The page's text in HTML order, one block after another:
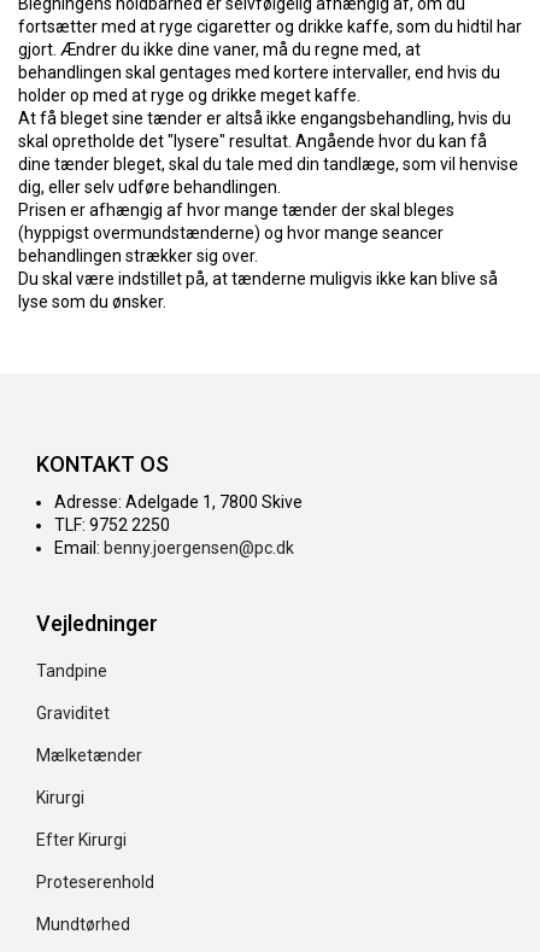
fortsætter med at ryge cigaretter og drikke kaffe, som du hidtil har
gjort. Ændrer du ikke dine vaner, må du regne med, at
behandlingen skal gentages med kortere intervaller, end hvis du
holder op med at ryge og drikke meget kaffe.
At få bleget sine tænder er altså ikke engangsbehandling, hvis du
skal opretholde det "lysere" resultat. Angående hvor du kan få
dine tænder bleget, skal du tale med din tandlæge, som vil henvise
dig, eller selv udføre behandlingen.
Prisen er afhængig af hvor mange tænder der skal bleges
(hyppigst overmundstænderne) og hvor mange seancer
behandlingen strækker sig over.
Du skal være indstillet på, at tænderne muligvis ikke kan blive så
lyse som du ønsker.
KONTAKT OS
Adresse: Adelgade 1, 7800 Skive
TLF: 9752 2250
Email: benny.joergensen@pc.dk
Vejledninger
Tandpine
Graviditet
Mælketænder
Kirurgi
Efter Kirurgi
Proteserenhold
Mundtørhed